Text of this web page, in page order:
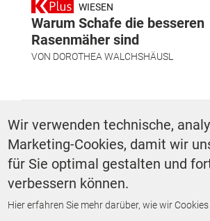
WIESEN
Warum Schafe die besseren
Rasenmäher sind
VON DOROTHEA WALCHSHÄUSL
Recht Aktuell
ZURÜCK ZUR
Wir verwenden technische,
Marketing-Cookies, damit wir
für Sie optimal gestalten und
verbessern können.
Hier erfahren Sie mehr darüber, wie wir